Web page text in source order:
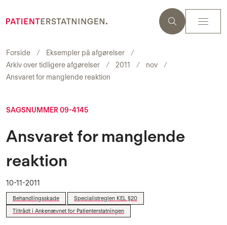
Forside
Eksempler på afgørelser
Arkiv over tidligere afgørelser
2011
nov
Ansvaret for manglende reaktion
SAGSNUMMER 09-4145
Ansvaret for manglende
reaktion
10-11-2011
Behandlingsskade
Specialistreglen KEL §20
Tiltrådt i Ankenævnet for Patienterstatningen